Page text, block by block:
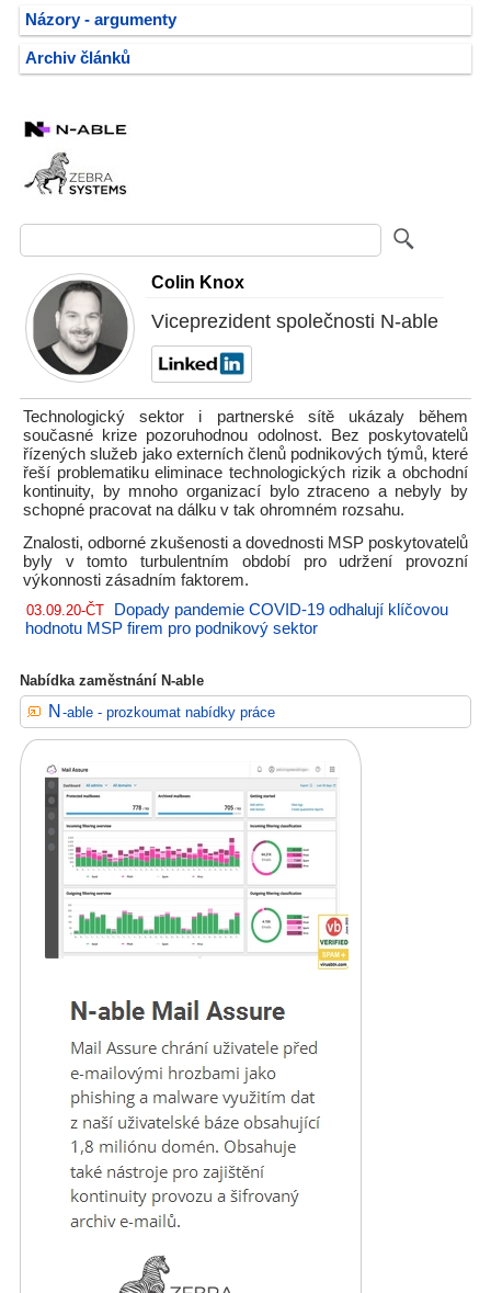
Názory - argumenty
Archiv článků
Colin Knox
Viceprezident společnosti N-able
Technologický sektor i partnerské sítě ukázaly během
současné krize pozoruhodnou odolnost. Bez poskytovatelů
řízených služeb jako externích členů podnikových týmů, které
řeší problematiku eliminace technologických rizik a obchodní
kontinuity, by mnoho organizací bylo ztraceno a nebyly by
schopné pracovat na dálku v tak ohromném rozsahu.
Znalosti, odborné zkušenosti a dovednosti MSP poskytovatelů
byly v tomto turbulentním období pro udržení provozní
výkonnosti zásadním faktorem.
03.09.20-ČT
Dopady pandemie COVID-19 odhalují klíčovou
hodnotu MSP firem pro podnikový sektor
Nabídka zaměstnání N-able
N-able - prozkoumat nabídky práce